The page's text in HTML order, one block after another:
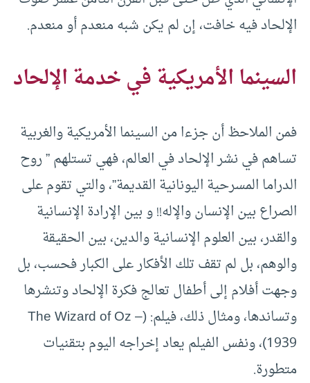
الإلحاد فيه خافت، إن لم يكن شبه منعدم أو منعدم.
السينما الأمريكية في خدمة الإلحاد
فمن الملاحظ أن جزءا من السينما الأمريكية والغربية
تساهم في نشر الإلحاد في العالم، فهي تستلهم ” روح
الدراما المسرحية اليونانية القديمة”، والتي تقوم على
الصراع بين الإنسان والإله!! و بين الإرادة الإنسانية
والقدر، بين العلوم الإنسانية والدين، بين الحقيقة
والوهم، بل لم تقف تلك الأفكار على الكبار فحسب، بل
وجهت أفلام إلى أطفال تعالج فكرة الإلحاد وتنشرها
وتساندها، ومثال ذلك، فيلم: (The Wizard of Oz –
1939)، ونفس الفيلم يعاد إخراجه اليوم بتقنيات
متطورة.